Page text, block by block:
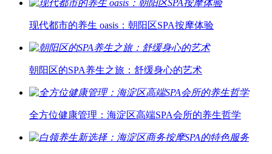
现代都市的养生 oasis：朝阳区SPA按摩体验
朝阳区的SPA养生之旅：舒缓身心的艺术
全方位健康管理：海淀区高端SPA会所的养生哲学